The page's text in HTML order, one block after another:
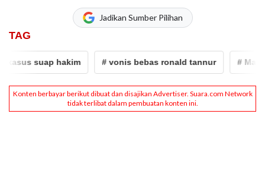
Jadikan Sumber Pilihan
TAG
suap hakim # vonis bebas ronald tannur # Mahfud